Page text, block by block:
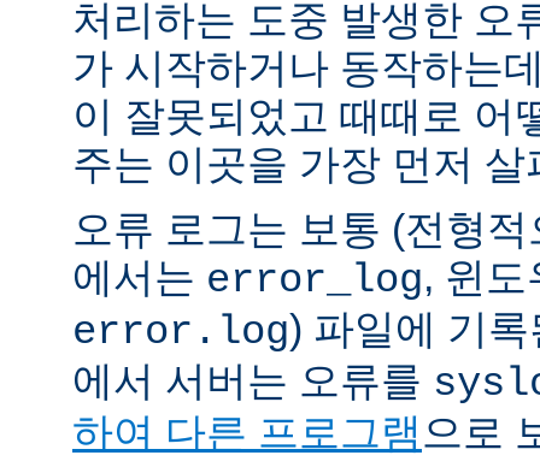
처리하는 도중 발생한 오
가 시작하거나 동작하는
이 잘못되었고 때때로 어
주는 이곳을 가장 먼저 살
오류 로그는 보통 (전형
에서는 error_log, 윈
error.log) 파일에 기
에서 서버는 오류를
하여 다른 프로그램으로